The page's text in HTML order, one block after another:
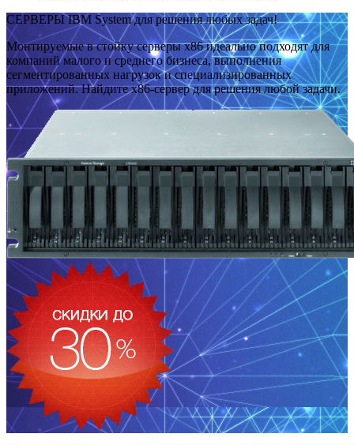
СЕРВЕРЫ IBM System для решения любых задач!
Монтируемые в стойку серверы x86 идеально подходят для
компаний малого и среднего бизнеса, выполнения
сегментированных нагрузок и специализированных
приложений. Найдите x86-сервер для решения любой задачи.